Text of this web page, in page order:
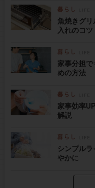
魚焼きグ
入れのコツ
家事分担
めの方法
家事効率
解説
シンプル
やかに